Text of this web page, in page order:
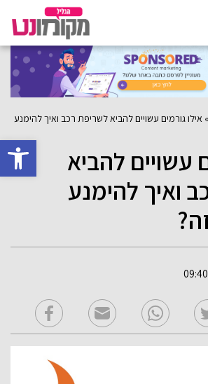
פתח
» אילו גורמים עשויים להביא לשריפת רכב ואיך להימנע
עשויים להביא
ואיך להימנע